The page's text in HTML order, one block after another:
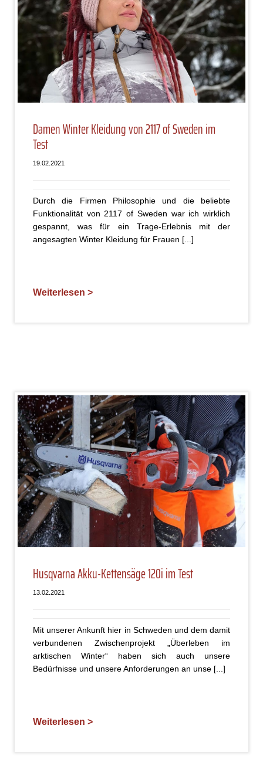
Damen Winter Kleidung von 2117 of Sweden im
Test
19.02.2021
Durch die Firmen Philosophie und die beliebte
Funktionalität von 2117 of Sweden war ich wirklich
gespannt, was für ein Trage-Erlebnis mit der
angesagten Winter Kleidung für Frauen [...]
Weiterlesen >
Husqvarna Akku-Kettensäge 120i im Test
13.02.2021
Mit unserer Ankunft hier in Schweden und dem damit
verbundenen Zwischenprojekt „Überleben im
arktischen Winter“ haben sich auch unsere
Bedürfnisse und unsere Anforderungen an unse [...]
Weiterlesen >